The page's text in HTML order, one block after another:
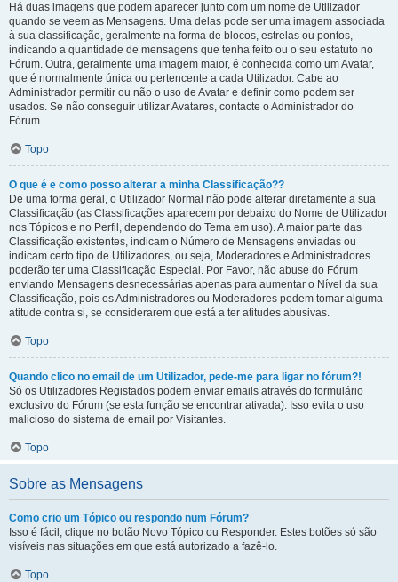
Há duas imagens que podem aparecer junto com um nome de Utilizador
quando se veem as Mensagens. Uma delas pode ser uma imagem associada
à sua classificação, geralmente na forma de blocos, estrelas ou pontos,
indicando a quantidade de mensagens que tenha feito ou o seu estatuto no
Fórum. Outra, geralmente uma imagem maior, é conhecida como um Avatar,
que é normalmente única ou pertencente a cada Utilizador. Cabe ao
Administrador permitir ou não o uso de Avatar e definir como podem ser
usados. Se não conseguir utilizar Avatares, contacte o Administrador do
Fórum.
Topo
O que é e como posso alterar a minha Classificação??
De uma forma geral, o Utilizador Normal não pode alterar diretamente a sua
Classificação (as Classificações aparecem por debaixo do Nome de Utilizador
nos Tópicos e no Perfil, dependendo do Tema em uso). A maior parte das
Classificação existentes, indicam o Número de Mensagens enviadas ou
indicam certo tipo de Utilizadores, ou seja, Moderadores e Administradores
poderão ter uma Classificação Especial. Por Favor, não abuse do Fórum
enviando Mensagens desnecessárias apenas para aumentar o Nível da sua
Classificação, pois os Administradores ou Moderadores podem tomar alguma
atitude contra si, se considerarem que está a ter atitudes abusivas.
Topo
Quando clico no email de um Utilizador, pede-me para ligar no fórum?!
Só os Utilizadores Registados podem enviar emails através do formulário
exclusivo do Fórum (se esta função se encontrar ativada). Isso evita o uso
malicioso do sistema de email por Visitantes.
Topo
Sobre as Mensagens
Como crio um Tópico ou respondo num Fórum?
Isso é fácil, clique no botão Novo Tópico ou Responder. Estes botões só são
visíveis nas situações em que está autorizado a fazê-lo.
Topo